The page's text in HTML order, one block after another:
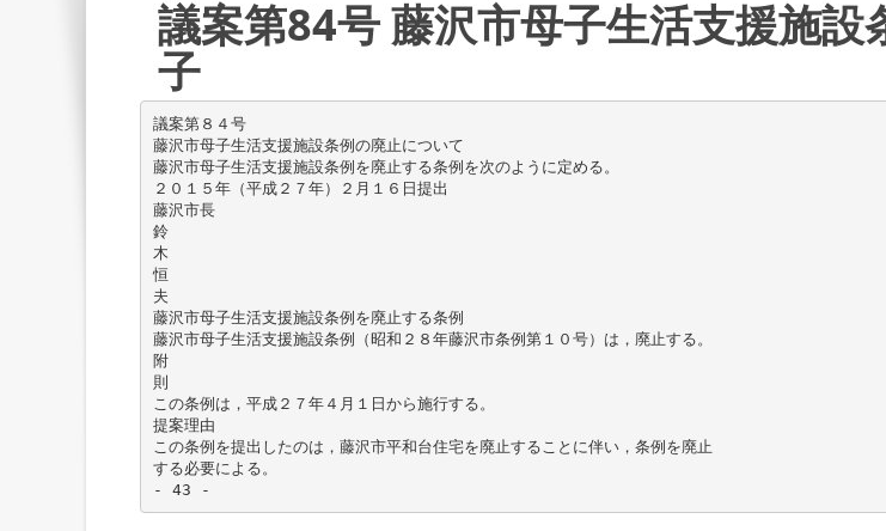
議案第84号 藤沢市母子生活支援施
子
議案第８４号
藤沢市母子生活支援施設条例の廃止について
藤沢市母子生活支援施設条例を廃止する条例を次のように定める。
２０１５年（平成２７年）２月１６日提出
藤沢市長
鈴
木
恒
夫
藤沢市母子生活支援施設条例を廃止する条例
藤沢市母子生活支援施設条例（昭和２８年藤沢市条例第１０号）は，廃止する。
附
則
この条例は，平成２７年４月１日から施行する。
提案理由
この条例を提出したのは，藤沢市平和台住宅を廃止することに伴い，条例を廃止
する必要による。